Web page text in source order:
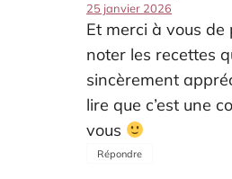
25 janvier 2026
Et merci à vous
noter les recettes
sincèrement
lire que c’est une
vous
Répondre